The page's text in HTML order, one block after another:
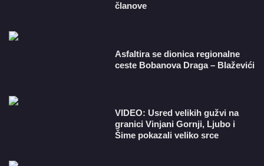
članove
Asfaltira se dionica regionalne
ceste Bobanova Draga – Blaževići
VIDEO: Usred velikih gužvi na
granici Vinjani Gornji, Ljubo i
Šime pokazali veliko srce